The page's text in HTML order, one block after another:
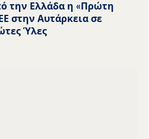
την Ελλάδα η «Πρώτη
στην Αυτάρκεια σε
Ύλες